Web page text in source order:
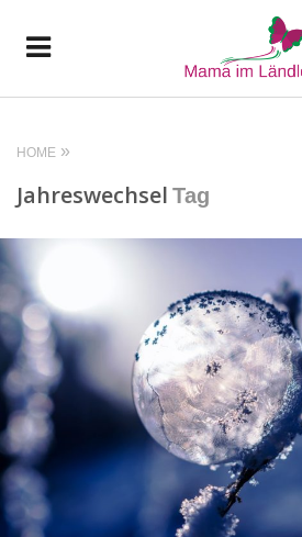
HOME
Jahreswechsel Tag
READ MORE